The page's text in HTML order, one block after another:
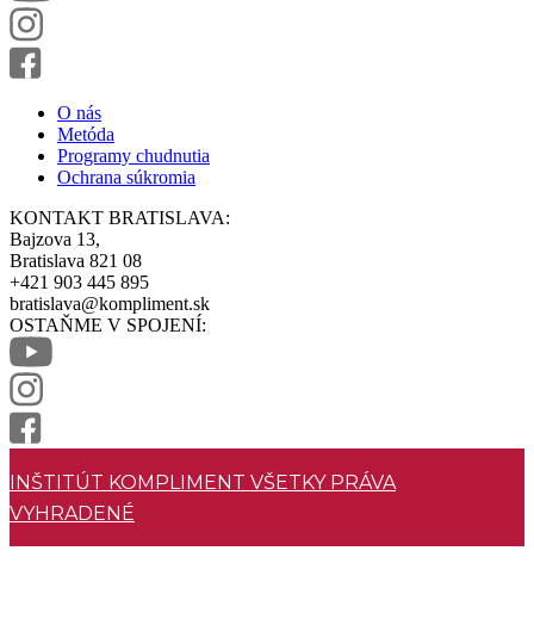
O nás
Metóda
Programy chudnutia
Ochrana súkromia
KONTAKT BRATISLAVA:
Bajzova 13,
Bratislava 821 08
+421 903 445 895
bratislava@kompliment.sk
OSTAŇME V SPOJENÍ:
INŠTITÚT KOMPLIMENT VŠETKY PRÁVA
VYHRADENÉ